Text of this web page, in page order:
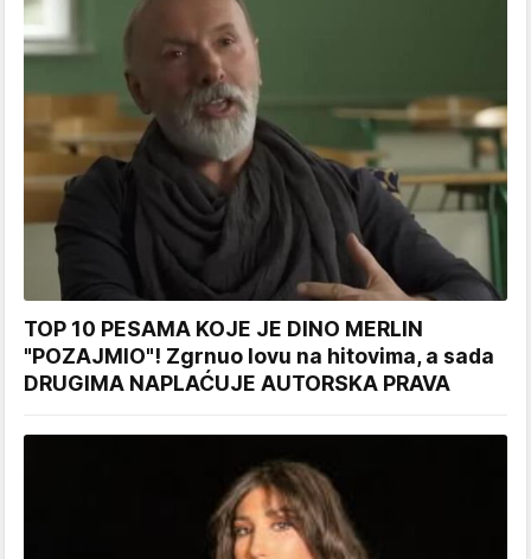
TOP 10 PESAMA KOJE JE DINO MERLIN
"POZAJMIO"! Zgrnuo lovu na hitovima, a sada
DRUGIMA NAPLAĆUJE AUTORSKA PRAVA